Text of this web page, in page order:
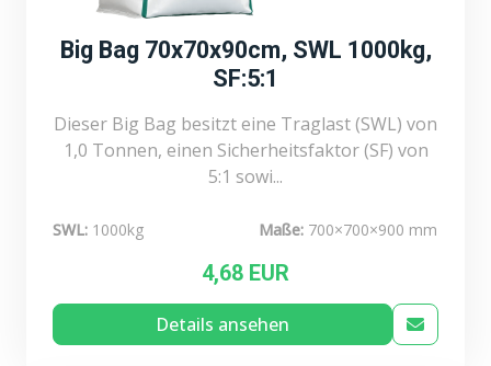
Big Bag 70x70x90cm, SWL 1000kg,
SF:5:1
Dieser Big Bag besitzt eine Traglast (SWL) von
1,0 Tonnen, einen Sicherheitsfaktor (SF) von
5:1 sowi...
SWL: 1000kg Maße: 700×700×900 mm
4,68 EUR
Details ansehen